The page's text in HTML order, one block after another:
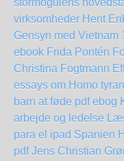
stormogulens
virksomheder Hent
Gensyn med Vietnam
ebook Frida Pontén
Christina Fogtmann
essays om Homo
barn at føde pdf ebog
arbejde og ledelse
para el ipad Spanien
pdf Jens Christian